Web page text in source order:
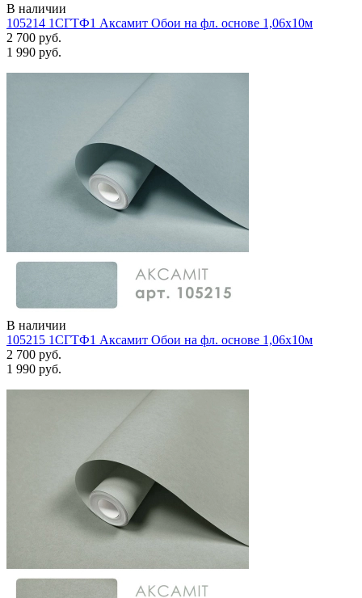
В наличии
105214 1СГТФ1 Аксамит Обои на фл. основе 1,06х10м
2 700 руб.
1 990 руб.
В наличии
105215 1СГТФ1 Аксамит Обои на фл. основе 1,06х10м
2 700 руб.
1 990 руб.